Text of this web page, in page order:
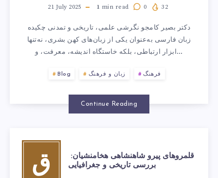
21 July 2025 1 min read 0 32
دکتر بصیر کامجو نگرشی علمی، تاریخی و تمدنی چکیده
زبان فارسی به‌عنوان یکی از زبان‌های کهن بشری، نه‌تنها
ابزار ارتباطی، بلکه خاستگاه اندیشه، معرفت، و…
Blog زبان و فرهنگ فرهنگ
Continue Reading
ق
قلمروهای پیرو شاهنشاهی هخامنشیان:
بررسی تاریخی و جغرافیایی